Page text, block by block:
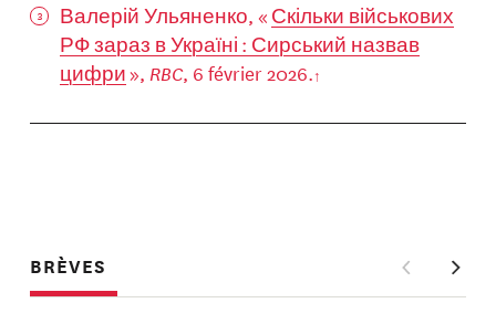
Валерій Ульяненко, « Скільки військових
РФ зараз в Україні : Сирський назвав
цифри», RBC, 6 février 2026.
BRÈVES